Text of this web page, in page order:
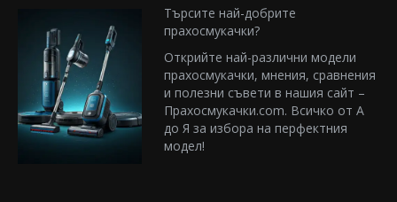
Търсите най-добрите
прахосмукачки?
Открийте най-различни модели
прахосмукачки, мнения, сравнения
и полезни съвети в нашия сайт –
Прахосмукачки.com. Всичко от А
до Я за избора на перфектния
модел!